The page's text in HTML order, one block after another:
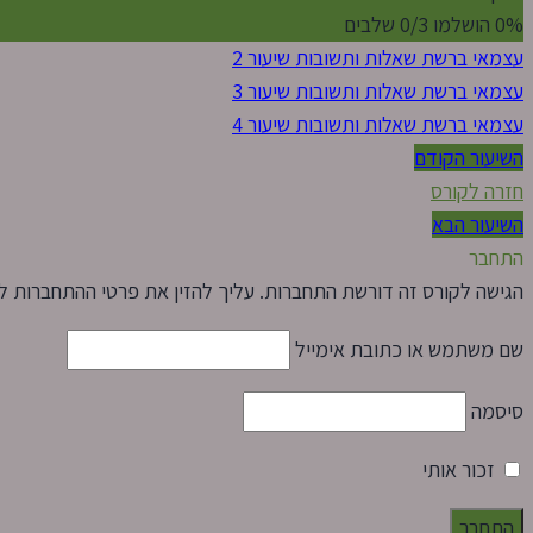
0% הושלמו
0/3 שלבים
עצמאי ברשת שאלות ותשובות שיעור 2
עצמאי ברשת שאלות ותשובות שיעור 3
עצמאי ברשת שאלות ותשובות שיעור 4
השיעור הקודם
חזרה לקורס
השיעור הבא
התחבר
הגישה לקורס זה דורשת התחברות. עליך להזין את פרטי ההתחברות
שם משתמש או כתובת אימייל
סיסמה
זכור אותי